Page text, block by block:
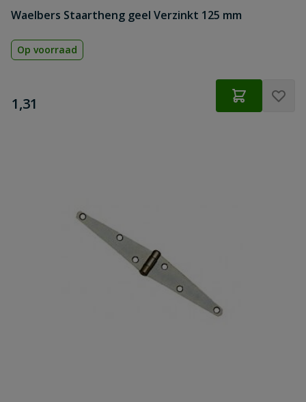
Waelbers Staartheng geel Verzinkt 125 mm
Op voorraad
€
1,31